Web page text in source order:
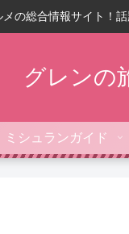
の総合情報サイト！
グレンの
ミシュランガイド